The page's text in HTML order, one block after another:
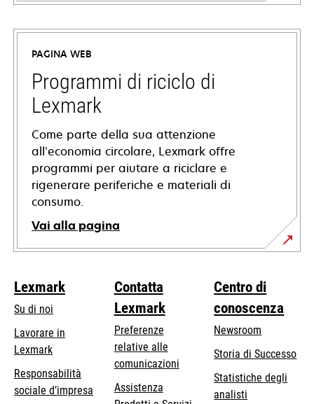
si
apre
una
nuova
scheda
PAGINA WEB
Programmi di riciclo di
Lexmark
Come parte della sua attenzione
all’economia circolare, Lexmark offre
programmi per aiutare a riciclare e
rigenerare periferiche e materiali di
consumo.
Vai alla pagina
Lexmark
Su di noi
Lavorare in
Lexmark
Responsabilità
sociale d’impresa
Contatta
Lexmark
Preferenze
relative alle
comunicazioni
Assistenza
Centro di
conoscenza
Newsroom
Storia di Successo
Statistiche degli
analisti